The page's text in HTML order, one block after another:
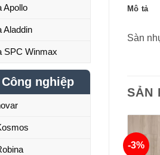
Apollo
Aladdin
SPC Winmax
nghiệp
Mô tả
Sàn
SẢN
-3%